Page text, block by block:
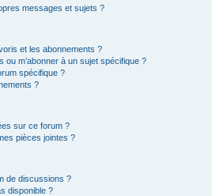
messages et sujets ?
et les abonnements ?
m’abonner à un sujet spécifique ?
spécifique ?
?
sur ce forum ?
pièces jointes ?
de discussions ?
disponible ?